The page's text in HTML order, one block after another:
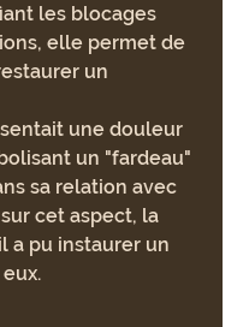
les blocages
elle permet de
un
une douleur
un "fardeau"
sa relation avec
cet aspect, la
a pu instaurer un